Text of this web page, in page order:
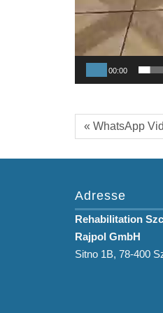
00:00
« WhatsApp
Adresse
Rehabilitation
Rajpol GmbH
Sitno 1B, 78-400